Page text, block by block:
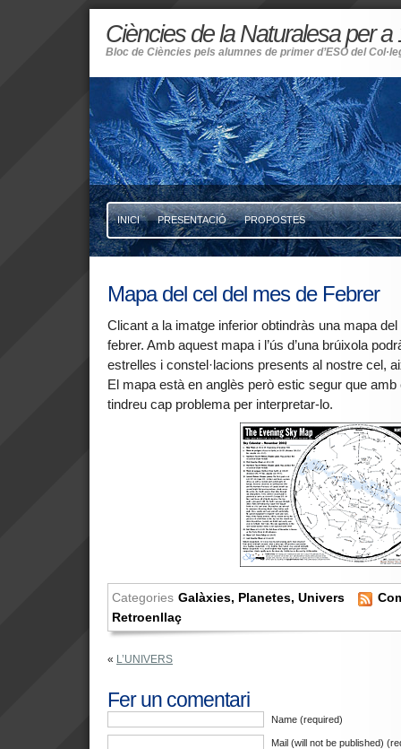
Ciències de la Naturalesa per a
Bloc de Ciències pels alumnes de primer d’ESO del
INICI PRESENTACIÓ PROPOSTES
Mapa del cel del mes de Febrer
Clicant a la imatge inferior obtindràs una mapa
febrer. Amb aquest mapa i l’ús d’una brúixola
estrelles i constel·lacions presents al nostre cel,
El mapa està en anglès però estic segur que amb
tindreu cap problema per interpretar-lo.
Categories Galàxies, Planetes,Univers
Retroenllaç
« L’UNIVERS
Fer un comentari
Name (required)
Mail (will not be published)